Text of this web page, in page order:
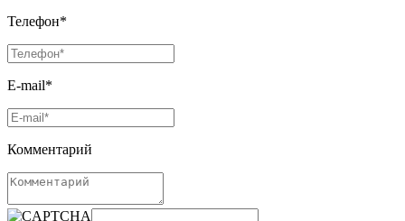
Телефон*
E-mail*
Комментарий